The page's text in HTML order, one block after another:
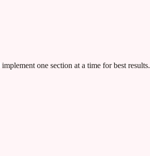
one section at a time for best results.